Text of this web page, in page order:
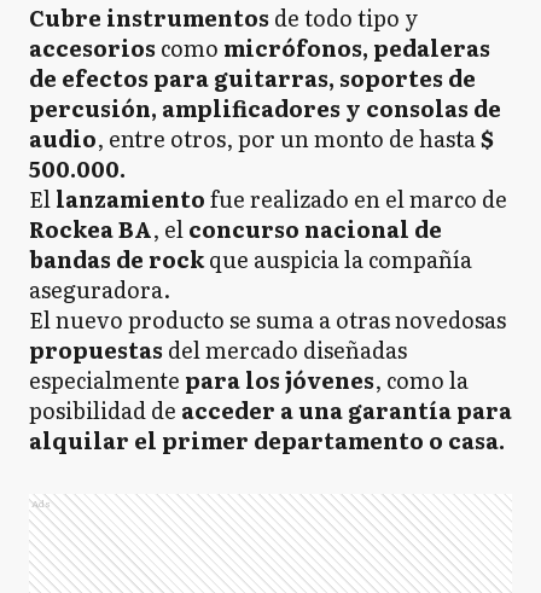
Cubre instrumentos de todo tipo y
accesorios como micrófonos, pedaleras
de efectos para guitarras, soportes de
percusión, amplificadores y consolas de
audio, entre otros, por un monto de hasta$
500.000.
Ellanzamientofue realizado en el marco de
Rockea BA, elconcurso nacional de
bandas de rockque auspicia la compañía
aseguradora.
El nuevo producto se suma a otras novedosas
propuestas del mercado diseñadas
especialmente para los jóvenes, como la
posibilidad de acceder a una garantía para
alquilar el primer departamento o casa.
Ads